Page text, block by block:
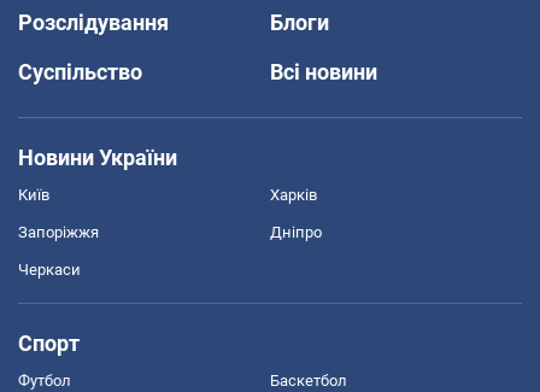
Розслідування
Блоги
Суспільство
Всі новини
Новини України
Київ Харків
Запоріжжя Дніпро
Черкаси
Спорт
Футбол Баскетбол